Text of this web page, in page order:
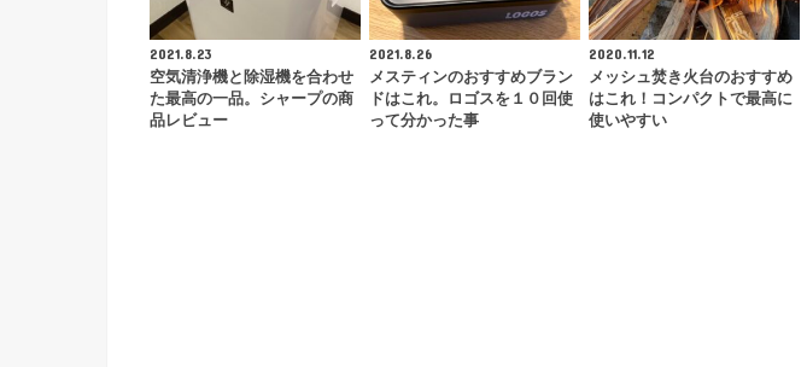
2021.8.23
空気清浄機と除湿機を合わせ
た最高の一品。シャープの商
品レビュー
2021.8.26
メスティンのおすすめブラン
ドはこれ。ロゴスを１０回使
って分かった事
2020.11.12
メッシュ焚き火台のおすすめ
はこれ！コンパクトで最高に
使いやすい